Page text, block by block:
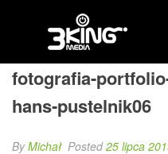
fotografia-
hans-pustelnik06
ByMichał Posted25 lipca